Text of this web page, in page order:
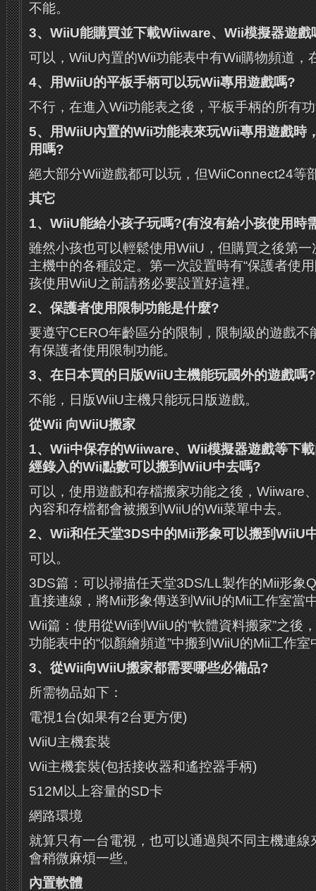
不能。
3、 WiiU能購買並下載Wiiware、 Wii模擬器遊戲
可以，WiiU內置的Wii功能表中有Wii購物頻道，
4、用WiiU的平板手柄可以玩Wii專用遊戲嗎?
不行，在進入Wii功能表之後，平板手柄的所有
5、用WiiU內置的Wii功能表來玩Wii專用遊戲時
用嗎?
絕大部分Wii遊戲都可以玩，但WiiConnect24等
其它
1、 WiiU能給小孩子玩嗎?(有沒有給小孩使用時
雖然小孩也可以輕鬆使用WiiU，但購買之後第
主機中的各種設定。第一次設置時有“保護者使
孩使用WiiU之前請務必要設置好這裡。
2、保護者使用限制功能是什麼?
要遵守CERO年齡區分的限制，限制級的遊戲不
有保護者使用限制功能。
3、在日本買的日版WiiU主機能玩國外的遊戲嗎?
不能，日版WiiU主機只能玩日版遊戲。
從Wii 向WiiU搬家
1、 Wii中保存的Wiiware、 Wii模擬器遊戲等下
經錄入的Wii點數可以搬到WiiU中去嗎?
可以，使用遊戲和存檔搬家功能之後，Wiiware
內容和存檔都會被搬到WiiU的Wii菜單中去。
2、 Wii和任天堂3DS中的Mii形象可以搬到WiiU
可以。
3DS篇：可以掃描任天堂3DS/LL製作的Mii形象
直接連線，將Mii形象傳送到WiiU的Mii工作室當
Wii篇：使用從Wii到WiiU的“軟體資料搬家”之後
功能表中的“似顏繪頻道”中搬到WiiU的Mii工作室
3、從Wii向WiiU搬家都需要哪些必備品?
所需物品如下：
電視1台(如果有2台更方便)
WiiU主機套裝
Wii主機套裝(包括接收器和遙控器手柄)
512M以上容量的SD卡
網路環境
就算只有一台電視，也可以通過與不同主機連
會稍微麻煩一些。
內置軟體